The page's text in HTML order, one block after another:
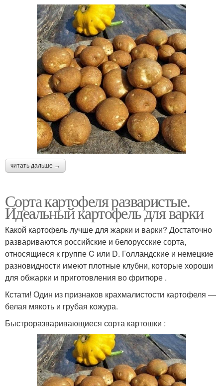
читать дальше →
Сорта картофеля разваристые.
Идеальный картофель для варки
Какой картофель лучше для жарки и варки? Достаточно
развариваются российские и белорусские сорта,
относящиеся к группе C или D. Голландские и немецкие
разновидности имеют плотные клубни, которые хороши
для обжарки и приготовления во фритюре .
Кстати! Один из признаков крахмалистости картофеля —
белая мякоть и грубая кожура.
Быстроразваривающиеся сорта картошки :